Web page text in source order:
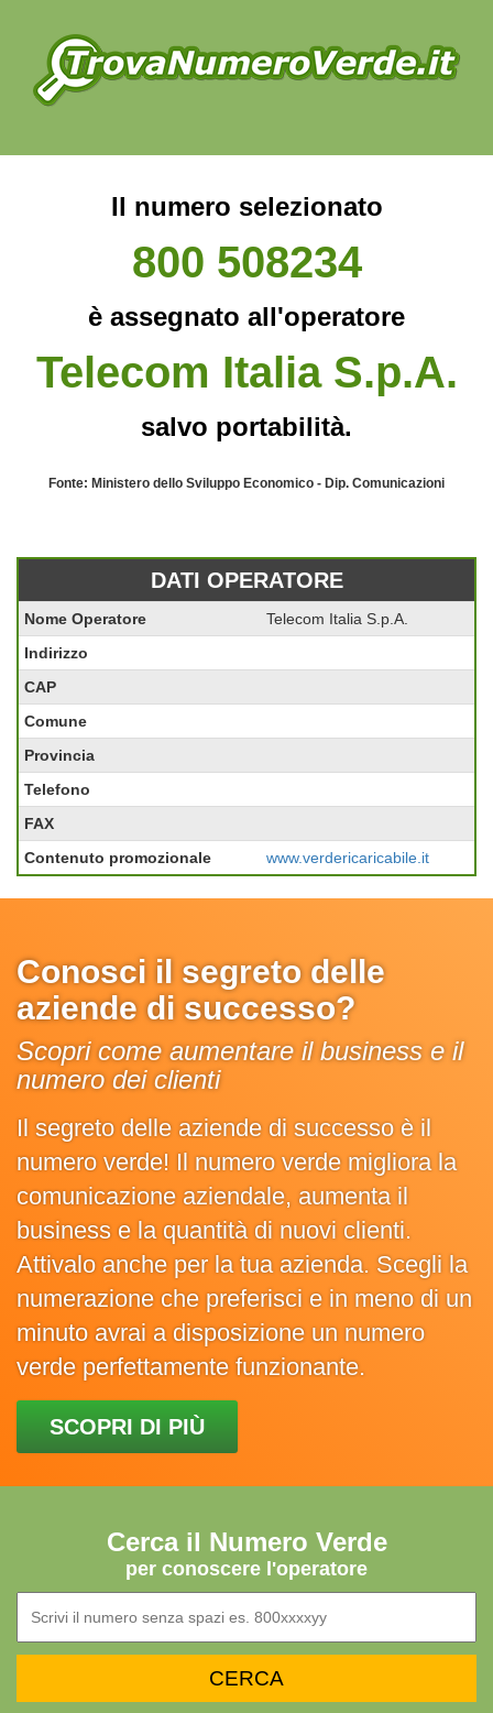
Il numero selezionato
800 508234
è assegnato all'operatore
Telecom Italia S.p.A.
salvo portabilità.
Fonte: Ministero dello Sviluppo Economico - Dip. Comunicazioni
DATI OPERATORE
Nome Operatore
Telecom Italia S.p.A.
Indirizzo
CAP
Comune
Provincia
Telefono
FAX
Contenuto promozionale
www.verdericaricabile.it
Conosci il segreto delle
aziende di successo?
Scopri come aumentare il business e il
numero dei clienti
Il segreto delle aziende di successo è il
numero verde! Il numero verde migliora la
comunicazione aziendale, aumenta il
business e la quantità di nuovi clienti.
Attivalo anche per la tua azienda. Scegli la
numerazione che preferisci e in meno di un
minuto avrai a disposizione un numero
verde perfettamente funzionante.
SCOPRI DI PIÙ
Cerca il Numero Verde
per conoscere l'operatore